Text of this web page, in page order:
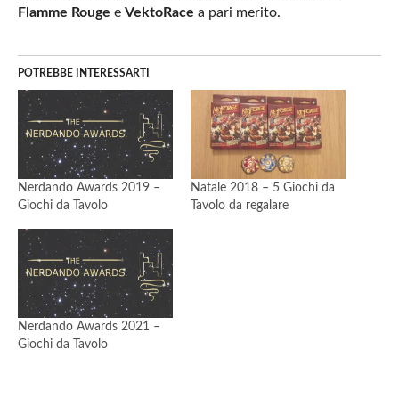
Flamme Rouge e VektoRace a pari merito.
POTREBBE INTERESSARTI
Nerdando Awards 2019 –
Giochi da Tavolo
Natale 2018 – 5 Giochi da
Tavolo da regalare
Nerdando Awards 2021 –
Giochi da Tavolo